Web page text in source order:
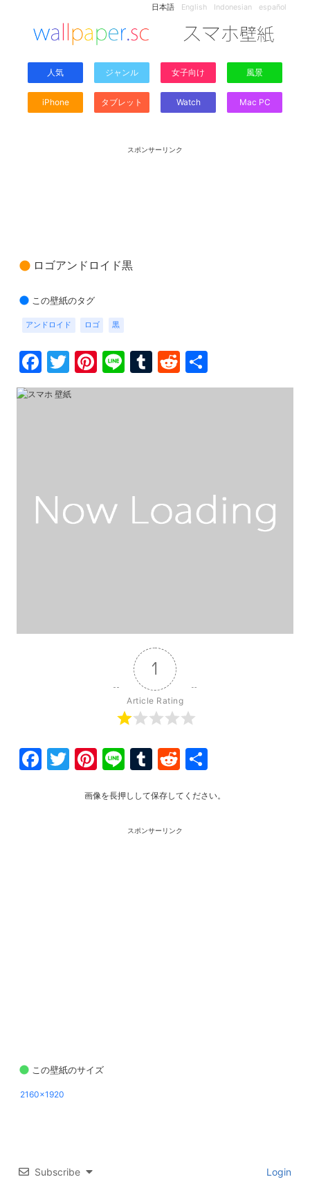
日本語 English Indonesian español
人気 ジャンル 女子向け 風景
iPhone タブレット Watch Mac PC
スポンサーリンク
ロゴアンドロイド黒
この壁紙のタグ
アンドロイド ロゴ 黒
Facebook
Twitter
Pinterest
LineTumblr
Reddit
有
1
Article Rating
Facebook
Twitter
Pinterest
LineTumblr
Reddit
画像を長押しして保存してください。
スポンサーリンク
この壁紙のサイズ
2160x1920
Subscribe Login